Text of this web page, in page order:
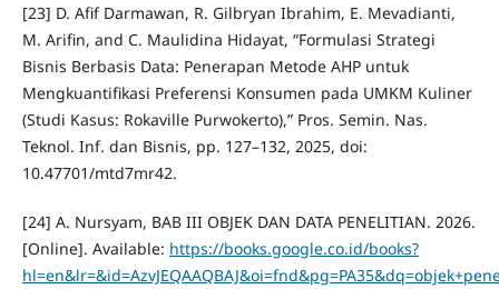
[23] D. Afif Darmawan, R. Gilbryan Ibrahim, E. Mevadianti,
M. Arifin, and C. Maulidina Hidayat, “Formulasi Strategi
Bisnis Berbasis Data: Penerapan Metode AHP untuk
Mengkuantifikasi Preferensi Konsumen pada UMKM Kuliner
(Studi Kasus: Rokaville Purwokerto),” Pros. Semin. Nas.
Teknol. Inf. dan Bisnis, pp. 127–132, 2025, doi:
10.47701/mtd7mr42.
[24] A. Nursyam, BAB III OBJEK DAN DATA PENELITIAN. 2026.
[Online]. Available: https://books.google.co.id/books?